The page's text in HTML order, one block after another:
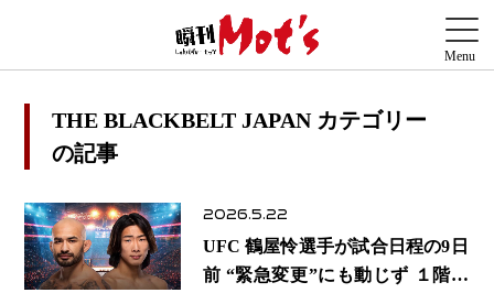
THE BLACKBELT JAPAN カテゴリー
の記事
2026.5.22
UFC 鶴屋怜選手が試合日程の9日
前 “緊急変更”にも動じず １階級